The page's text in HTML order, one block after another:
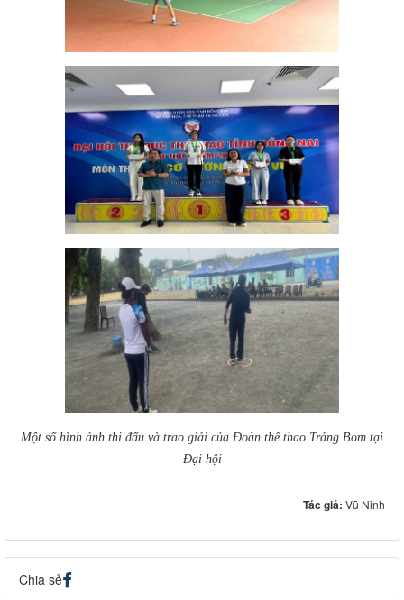
Một số hình ảnh thi đấu và trao giải của Đoàn thể thao Trảng Bom tại
Đại hội
Tác giả: Vũ Ninh
Chia sẻ